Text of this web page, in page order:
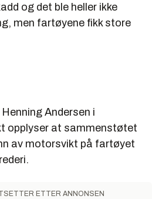
og det ble heller ikke
men fartøyene fikk store
Andersen i
opplyser at sammenstøtet
av motorsvikt på fartøyet
ETTER ANNONSEN